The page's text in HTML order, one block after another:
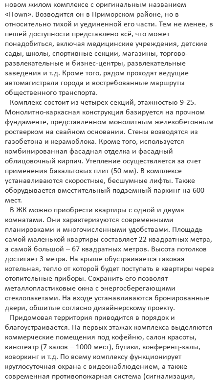
новом жилом комплексе с оригинальным названием
«ITown». Возводится он в Приморском районе, но в
относительно тихой и уединенной его части. Тем не менее, в
пешей доступности представлено всё, что может
понадобиться, включая медицинские учреждения, детские
сады, школы, спортивные секции, магазины, торгово-
развлекательные и бизнес-центры, развлекательные
заведения и т.д. Кроме того, рядом проходят ведущие
автомагистрали города и востребованные маршруты
общественного транспорта.
Комплекс состоит из четырех секций, этажностью 9-25.
Монолитно-каркасная конструкция базируется на прочном
фундаменте, представленном монолитным железобетонным
ростверком на свайном основании. Стены возводятся из
газобетона и керамоблока. Кроме того, используется
комбинированная фасадная отделка и фасадный
облицовочный кирпич. Утепление осуществляется за счет
применения базальтовых плит (50 мм). В комплексе
устанавливаются скоростные, бесшумные лифты. Также
оборудывается вместительный подземный паркинг на 600
мест.
В ЖК можно приобрести квартиры с одной и двумя
комнатами. Они характеризуются современными
планировками и многочисленными удобствами. Площадь
самой маленькой квартиры составляет 22 квадратных метра,
а самой большой – 67 квадратных метров. Высота потолков
достигает 3 метра. На крыше обустраивается газовая
котельная, тепло от которой будет поступать в квартиры через
отопительные приборы. Сохранить его позволят
металлопластиковые окна с энергосберегающими
стеклопакетами. На входе устанавливаются бронированные
двери, обшитые согласно дизайнерскому проекту.
Придомовая территория приводится в порядок и
благоустраивается. На первых этажах комплекса выделяются
коммерческие помещения под кофейню, салон красоты,
кинотеатр (7 залов – 1000 мест), бутики, конференц-залы,
коворкинг и т.д. По всему комплексу функционирует
круглосуточная охрана с видеонаблюдением, а также
современная противопожарная система (сигнализация,